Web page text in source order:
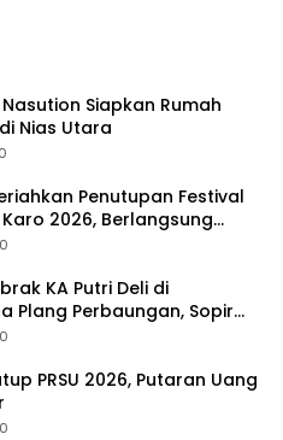
Siapkan Rumah
Nias Utara
0
Penutupan Festival
2026, Berlangsung
Gabungan
0
KA Putri Deli di
Plang Perbaungan, Sopir
0
PRSU 2026, Putaran Uang
0